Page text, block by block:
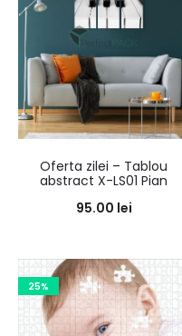
Oferta zilei – Tablou
abstract X-LS01 Pian
95.00 lei
25%